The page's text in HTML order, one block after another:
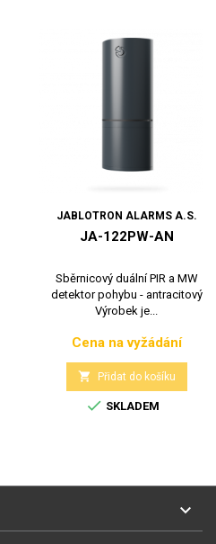
JABLOTRON ALARMS A.S.
JA-122PW-AN
Sběrnicový duální PIR a MW
detektor pohybu - antracitový
Výrobek je...
Cena
Cena na vyžádání
 Přidat do košíku
 SKLADEM
